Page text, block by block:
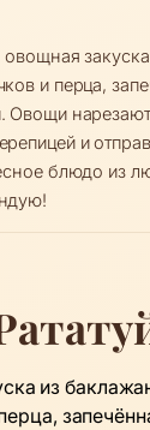
овощная
и перца,
Овощи
и
блюдо из
из